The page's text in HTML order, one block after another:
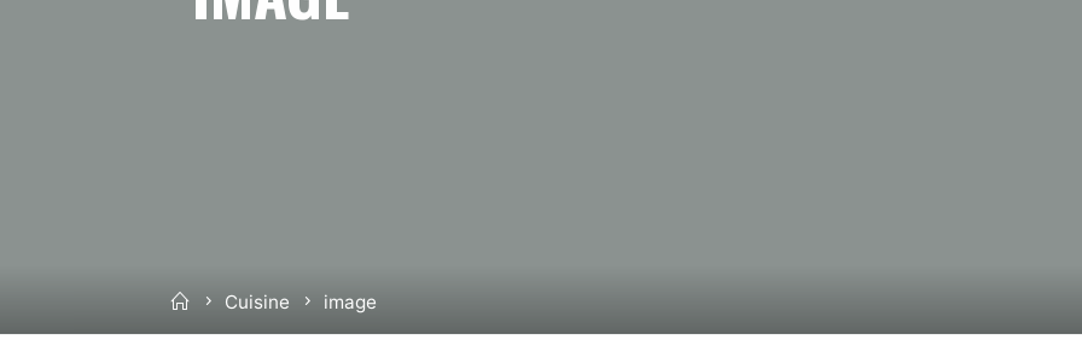
HomeCuisine image